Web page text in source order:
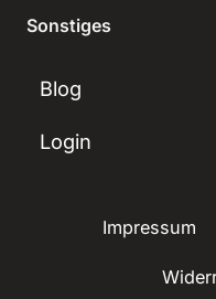
Sonstiges
Blog
Login
Impressum